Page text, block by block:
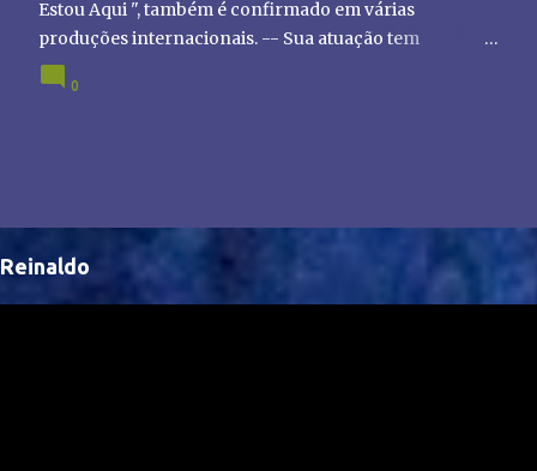
Estou Aqui ", também é confirmado em várias
produções internacionais. -- Sua atuação tem
chamado atenção de diretores e produtores fora do
Brasil, abrindo portas para novas oportunidades no
0
Reinaldo